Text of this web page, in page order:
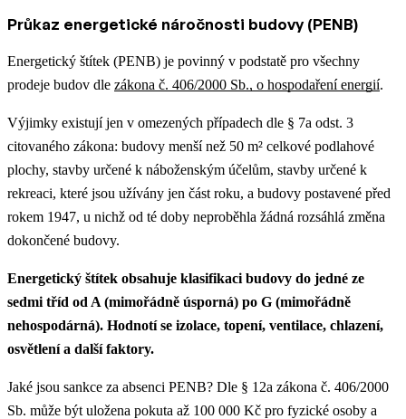
Průkaz energetické náročnosti budovy (PENB)
Energetický štítek (PENB) je povinný v podstatě pro všechny
prodeje budov dle zákona č. 406/2000 Sb., o hospodaření energií.
Výjimky existují jen v omezených případech dle § 7a odst. 3
citovaného zákona: budovy menší než 50 m² celkové podlahové
plochy, stavby určené k náboženským účelům, stavby určené k
rekreaci, které jsou užívány jen část roku, a budovy postavené před
rokem 1947, u nichž od té doby neproběhla žádná rozsáhlá změna
dokončené budovy.
Energetický štítek obsahuje klasifikaci budovy do jedné ze
sedmi tříd od A (mimořádně úsporná) po G (mimořádně
nehospodárná). Hodnotí se izolace, topení, ventilace, chlazení,
osvětlení a další faktory.
Jaké jsou sankce za absenci PENB? Dle § 12a zákona č. 406/2000
Sb. může být uložena pokuta až 100 000 Kč pro fyzické osoby a